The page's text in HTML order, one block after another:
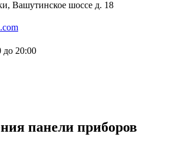
Вашутинское шоссе д. 18
до 20:00
панели приборов